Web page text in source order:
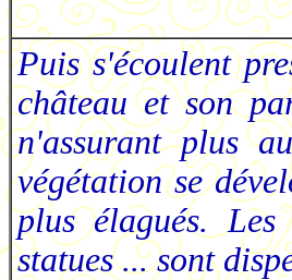
Puis s'écoulent
château et son
n'assurant plus
végétation se
plus élagués.
statues ... sont